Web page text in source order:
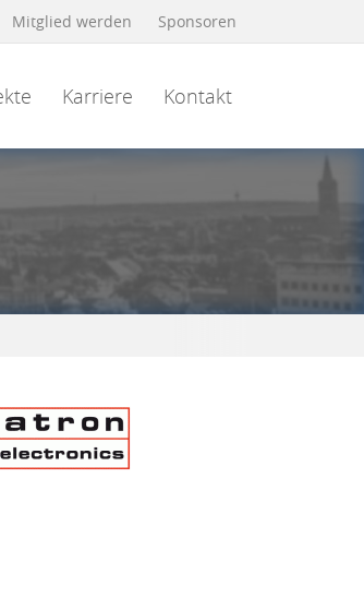
Mitglied werden Sponsoren
Karriere Kontakt